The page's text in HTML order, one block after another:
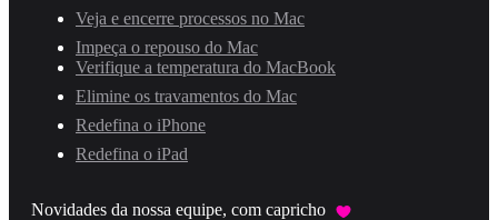
Veja e encerre processos no Mac
Impeça o repouso do Mac
Verifique a temperatura do MacBook
Elimine os travamentos do Mac
Redefina o iPhone
Redefina o iPad
Novidades da nossa equipe, com capricho